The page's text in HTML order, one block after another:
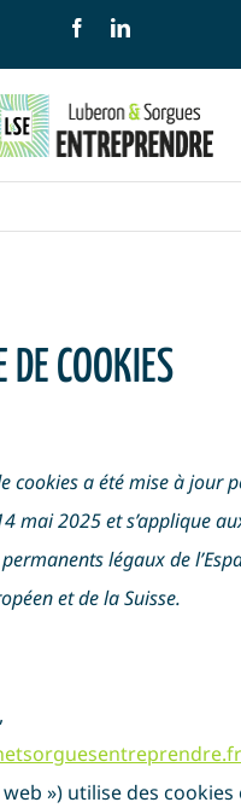
FacebookLinkedIn
DE COOKIES
cookies a été mise à jour
mai 2025 et s’applique
légaux de
et de la Suisse.
») utilise des